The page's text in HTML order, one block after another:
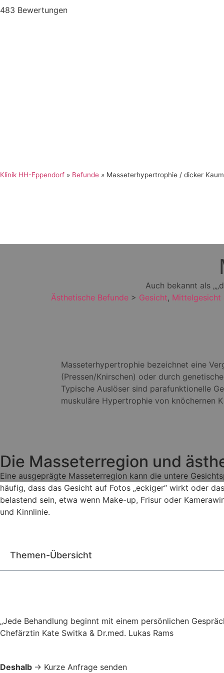
483 Bewertungen
Klinik HH-Eppendorf » Befunde » Masseterhypertrophie / dicker
Auch bekannt als
Ästhetische Befunde > Gesicht, Mittelgesicht
Masseterhypertrophie bezeichnet eine
(Pressen/Knirschen) oder durch
Typische Auslöser sind parafunktionelle
muskuläre Hypertrophie von knöchernen
Die Masseterregion und
Eine ausgeprägte Masseterregion kann die untere
häufig, dass das Gesicht auf Fotos „eckiger“ wirkt oder
belastend sein, etwa wenn Make-up, Frisur oder
und Kinnlinie.
Themen-Übersicht
„Jede Behandlung beginnt mit einem persönlichen
Chefärztin Kate Switka & Dr.med. Lukas Rams
Deshalb → Kurze Anfrage senden